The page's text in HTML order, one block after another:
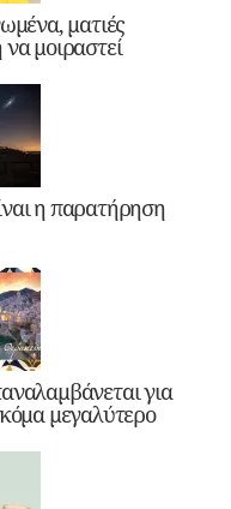
ματιές
μοιραστεί
η παρατήρηση
για
μεγαλύτερο